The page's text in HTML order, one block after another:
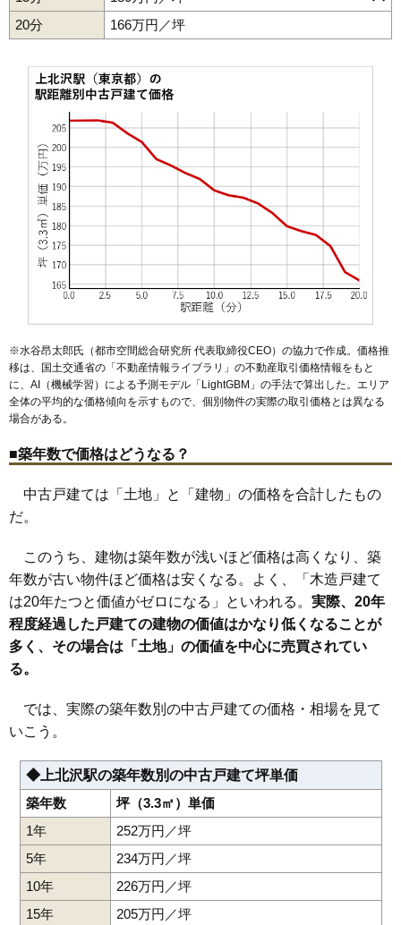
53 231万円
54 八幡山 231万円
56 南烏山
喜多見 206万円 6,810万円
59
36 宮の坂駅 264万円
38 代田橋駅
20分
166万円／坪
※水谷昂太郎氏（都市空間総合研究所 代表取締役CEO）の協力で作成。価格推
移は、国土交通省の「不動産情報ライブラリ 」の不動産取引価格情報をもと
に、AI（機械学習）による予測モデル「LightGBM」の手法で算出した。エリア
全体の平均的な価格傾向を示すもので、個別物件の実際の取引価格とは異なる
場合がある。
■築年数で価格はどうなる？
中古戸建ては「土地」と「建物」の価格を合計したもの
だ。
このうち、建物は築年数が浅いほど価格は高くなり、築
年数が古い物件ほど価格は安くなる。よく、「木造戸建て
は20年たつと価値がゼロになる」といわれる。 実際、20年
程度経過した戸建ての建物の価値はかなり低くなることが
多く、その場合は「土地」の価値を中心に売買されてい
る。
では、実際の築年数別の中古戸建ての価格・相場を見て
いこう。
◆上北沢駅の築年数別の中古戸建て坪単価
築年数
坪（3.3㎡）単価
1年
252万円／坪
5年
234万円／坪
10年
226万円／坪
15年
205万円／坪
豪徳寺駒沢桜桜丘桜上水桜新町三軒茶屋下馬新町成城瀬田
世田谷
代沢太子堂 代田
千歳台弦巻等々力中町野毛野沢八幡山羽根木東玉川深沢
世田谷代田駅梅ケ丘駅豪徳寺駅経堂駅千歳船橋駅
祖師ケ谷大蔵駅成城学園前駅
三軒茶屋駅駒沢大学駅桜新町駅用賀駅二子玉川駅九品仏駅
世田谷駅上町駅宮の坂駅山下駅松原駅